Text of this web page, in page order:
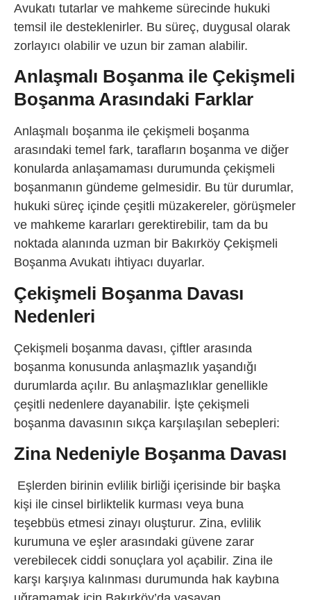
Avukatı tutarlar ve mahkeme sürecinde hukuki
temsil ile desteklenirler. Bu süreç, duygusal olarak
zorlayıcı olabilir ve uzun bir zaman alabilir.
Anlaşmalı Boşanma ile Çekişmeli
Boşanma Arasındaki Farklar
Anlaşmalı boşanma ile çekişmeli boşanma
arasındaki temel fark, tarafların boşanma ve diğer
konularda anlaşamaması durumunda çekişmeli
boşanmanın gündeme gelmesidir. Bu tür durumlar,
hukuki süreç içinde çeşitli müzakereler, görüşmeler
ve mahkeme kararları gerektirebilir, tam da bu
noktada alanında uzman bir Bakırköy Çekişmeli
Boşanma Avukatı ihtiyacı duyarlar.
Çekişmeli Boşanma Davası
Nedenleri
Çekişmeli boşanma davası, çiftler arasında
boşanma konusunda anlaşmazlık yaşandığı
durumlarda açılır. Bu anlaşmazlıklar genellikle
çeşitli nedenlere dayanabilir. İşte çekişmeli
boşanma davasının sıkça karşılaşılan sebepleri:
Zina Nedeniyle Boşanma Davası
Eşlerden birinin evlilik birliği içerisinde bir başka
kişi ile cinsel birliktelik kurması veya buna
teşebbüs etmesi zinayı oluşturur. Zina, evlilik
kurumuna ve eşler arasındaki güvene zarar
verebilecek ciddi sonuçlara yol açabilir. Zina ile
karşı karşıya kalınması durumunda hak kaybına